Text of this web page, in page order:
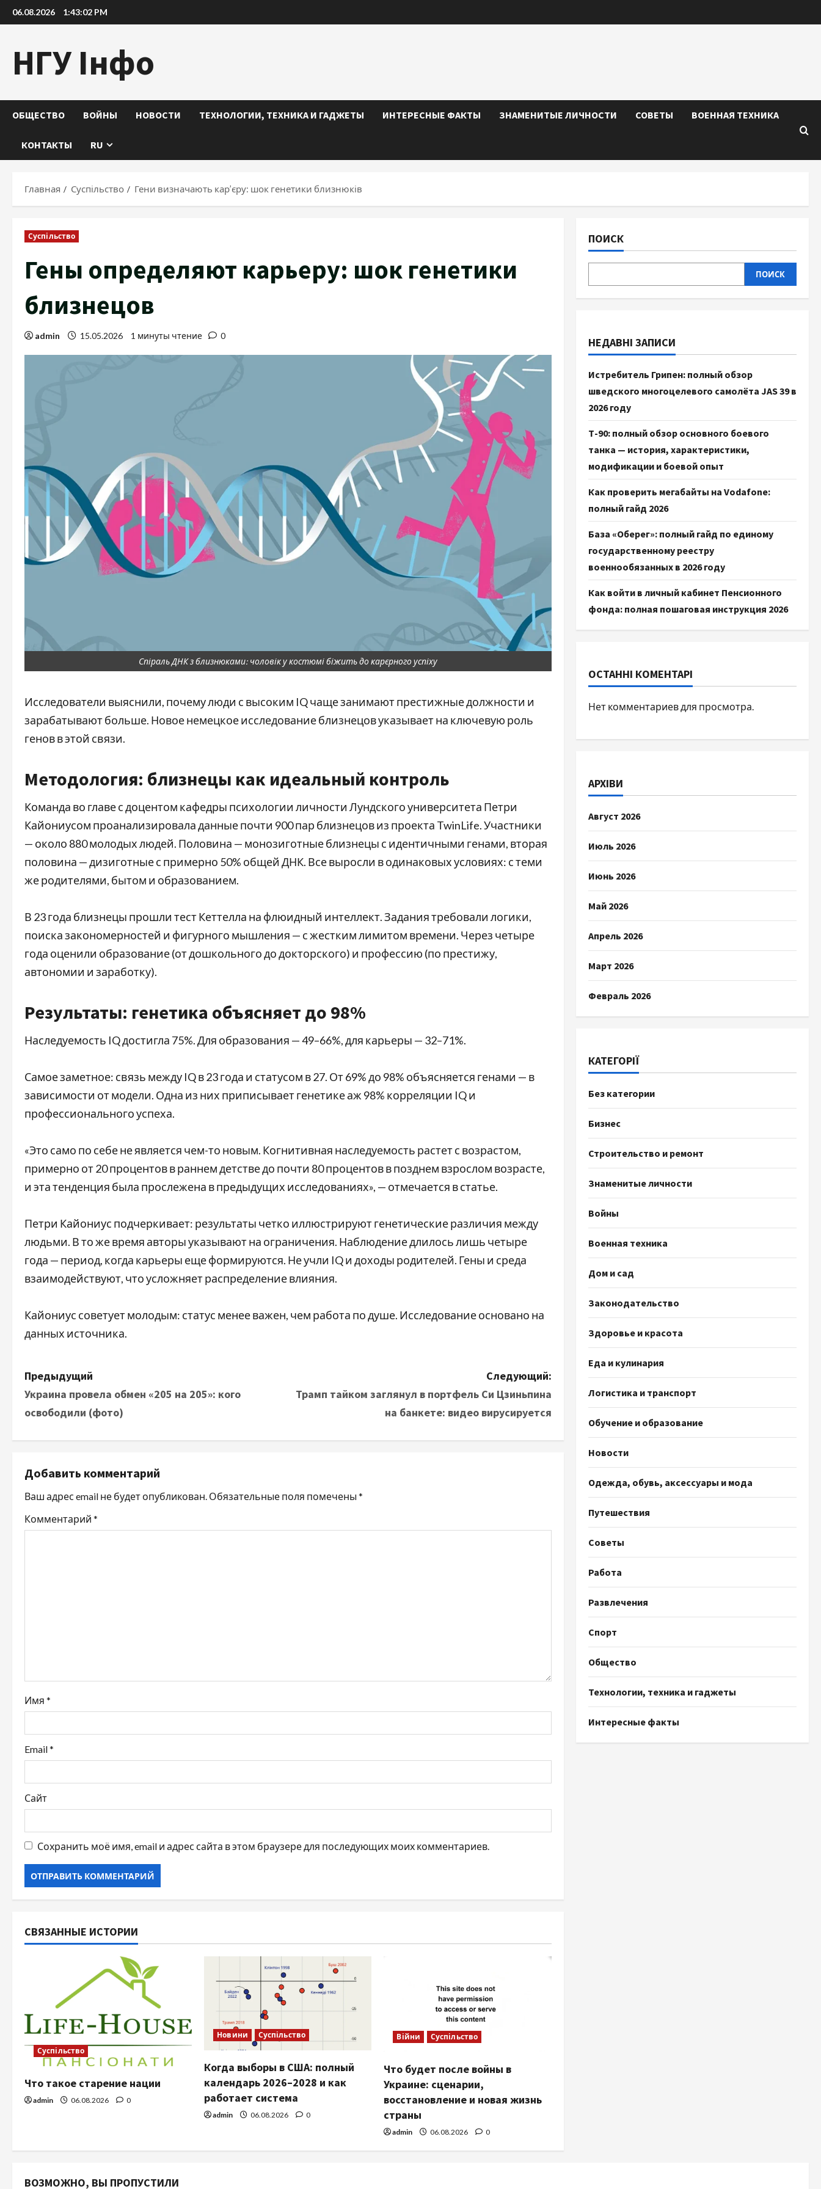
Перейти
к
06.08.2026 1:43:03 PM
НГУ Інфо
ОБЩЕСТВО ВОЙНЫ НОВОСТИ ТЕХНОЛОГИИ, ТЕХНИКА И ГАДЖЕТЫ ИНТЕРЕСНЫЕ ФАКТЫ ЗНАМЕНИТЫЕ ЛИЧНОСТИ СОВЕТЫ ВОЕННАЯ ТЕХНИКА
КОНТАКТЫ RU
Главная Суспільство Гени визначають кар’єру: шок генетики близнюків
Суспільство
Гены определяют карьеру: шок генетики
близнецов
admin 15.05.2026 1 минуты чтение 0
Спіраль ДНК з близнюками: чоловік у костюмі біжить до карєрного успіху
Исследователи выяснили, почему люди с высоким IQ чаще занимают престижные должности и
зарабатывают больше. Новое немецкое исследование близнецов указывает на ключевую роль
генов в этой связи.
Методология: близнецы как идеальный контроль
Команда во главе с доцентом кафедры психологии личности Лундского университета Петри
Кайониусом проанализировала данные почти 900 пар близнецов из проекта TwinLife. Участники
— около 880 молодых людей. Половина — монозиготные близнецы с идентичными генами, вторая
половина — дизиготные с примерно 50% общей ДНК. Все выросли в одинаковых условиях: с теми
же родителями, бытом и образованием.
В 23 года близнецы прошли тест Кеттелла на флюидный интеллект. Задания требовали логики,
поиска закономерностей и фигурного мышления — с жестким лимитом времени. Через четыре
года оценили образование (от дошкольного до докторского) и профессию (по престижу,
автономии и заработку).
Результаты: генетика объясняет до 98%
Наследуемость IQ достигла 75%. Для образования — 49–66%, для карьеры — 32–71%.
Самое заметное: связь между IQ в 23 года и статусом в 27. От 69% до 98% объясняется генами — в
зависимости от модели. Одна из них приписывает генетике аж 98% корреляции IQ и
профессионального успеха.
«Это само по себе не является чем-то новым. Когнитивная наследуемость растет с возрастом,
примерно от 20 процентов в раннем детстве до почти 80 процентов в позднем взрослом возрасте,
и эта тенденция была прослежена в предыдущих исследованиях», — отмечается в статье.
Петри Кайониус подчеркивает: результаты четко иллюстрируют генетические различия между
людьми. В то же время авторы указывают на ограничения. Наблюдение длилось лишь четыре
года — период, когда карьеры еще формируются. Не учли IQ и доходы родителей. Гены и среда
взаимодействуют, что усложняет распределение влияния.
Кайониус советует молодым: статус менее важен, чем работа по душе. Исследование основано на
данных источника.
Н
а
г
а
ц
а
п
и
с
я
м
Предыдущий
Украина провела обмен «205 на 205»: кого
освободили (фото)
Следующий:
Трамп тайком заглянул в портфель Си Цзиньпина
на банкете: видео вирусируется
Добавить комментарий
Ваш адрес email не будет опубликован. Обязательные поля помечены *
Комментарий *
Имя *
Email*
Сайт
Сохранить моё имя, email и адрес сайта в этом браузере для последующих моих комментариев.
СВЯЗАННЫЕ ИСТОРИИ
Суспільство
Что такое старение нации
admin 06.08.2026 0
Новини Суспільство
Когда выборы в США: полный
календарь 2026–2028 и как
работает система
admin 06.08.2026 0
Війни Суспільство
Что будет после войны в
Украине: сценарии,
восстановление и новая жизнь
страны
admin 06.08.2026 0
ПОИСК
ПОИСК
НЕДАВНІ ЗАПИСИ
Истребитель Грипен: полный обзор
шведского многоцелевого самолёта JAS 39 в
2026 году
Т-90: полный обзор основного боевого
танка — история, характеристики,
модификации и боевой опыт
Как проверить мегабайты на Vodafone:
полный гайд 2026
База «Оберег»: полный гайд по единому
государственному реестру
военнообязанных в 2026 году
Как войти в личный кабинет Пенсионного
фонда: полная пошаговая инструкция 2026
ОСТАННІ КОМЕНТАРІ
Нет комментариев для просмотра.
АРХІВИ
Август 2026
Июль 2026
Июнь 2026
Май 2026
Апрель 2026
Март 2026
Февраль 2026
КАТЕГОРІЇ
Без категории
Бизнес
Строительство и ремонт
Знаменитые личности
Войны
Военная техника
Дом и сад
Законодательство
Здоровье и красота
Еда и кулинария
Логистика и транспорт
Обучение и образование
Новости
Одежда, обувь, аксессуары и мода
Путешествия
Советы
Работа
Развлечения
Спорт
Общество
Технологии, техника и гаджеты
Интересные факты
ВОЗМОЖНО, ВЫ ПРОПУСТИЛИ